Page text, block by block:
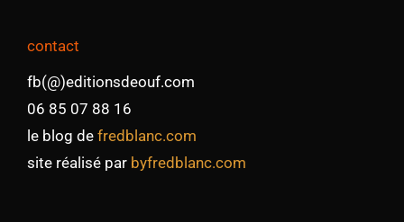
contact
fb(@)editionsdeouf.com
06 85 07 88 16
le blog de fredblanc.com
site réalisé par byfredblanc.com